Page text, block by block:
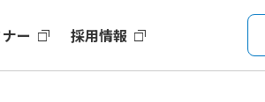
ー 採用情報